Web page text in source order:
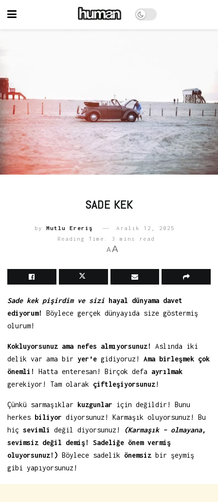
SADE KEK
by Mutlu Ereriş
Aralık 12, 2025
Reading Time: 3 mins read
A A
Sade kek pişirdim ve sizi hayal dünyama davet
ediyorum!
Böylece gerçek dünyayıda size göstermiş
olurum!
Kokluyorsunuz ama nefes almıyorsunuz!
Aslında iki
delik var ama bir yer’e gidiyoruz! Ama birleşmek çok
önemli!
Hatta enteresan! Birçok defa ayrılmak
gerekiyor! Tam olarak çiftleşiyorsunuz!
Çünkü sarmaşıklar kuzgunlar için değildir! Bunu
herkes biliyor diyorsunuz! Karmaşık oluyorsunuz! Bu
hiç sevimli değil diyorsunuz!
(Karmaşık – olmayana,
sevimsiz değil demiş! Sadeliğe önem vermiş
oluyorsunuz!) Böylece sadelik önemsiz bir şeymiş
gibi yapıyorsunuz!